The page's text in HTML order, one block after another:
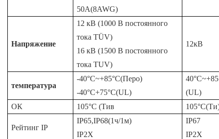
50А(8AWG)
Напряжение
12 кВ (1000 В постоянного
тока TÜV)
16 кВ (1500 В постоянного
тока TUV)
12кВ
температура
-40°C~+85°C(Перо)
-40°C+75°C(UL)
(UL)
ОК
105°C (Тив
Рейтинг IP
IP65,IP68(1ч/1м)
IP2X
IP67
IP2X